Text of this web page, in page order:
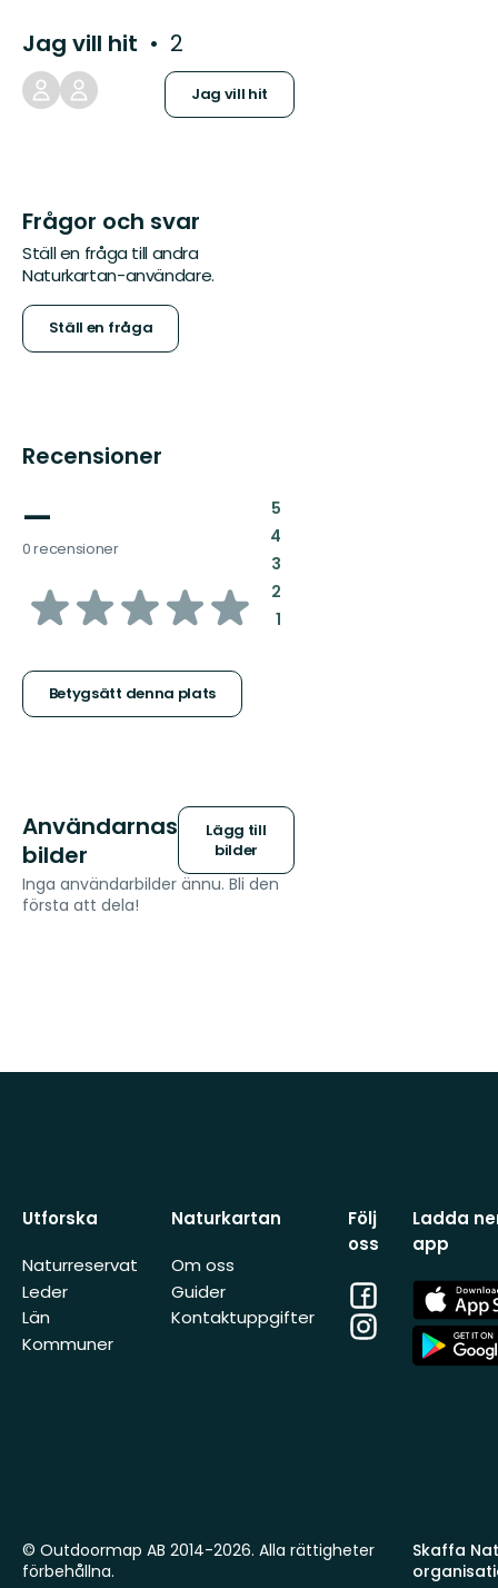
Jag vill hit 2
Jag vill hit
Frågor och svar
Ställ en fråga till andra
Naturkartan-användare.
Ställ en fråga
Recensioner
—
0 recensioner
av
stjärnor
Betygsätt denna plats
5:
4:
3:
2:
1:
Användarnas
bilder
Lägg till
bilder
Inga användarbilder ännu. Bli den
första att dela!
Utforska
Naturreservat
Leder
Län
Kommuner
Naturkartan
Om oss
Guider
Kontaktuppgifter
Följ
oss
Facebook
Instagram
Ladda
app
App
Store
App
Store
Skaffa
© Outdoormap AB 2014-2026. Alla rättigheter
förbehållna.